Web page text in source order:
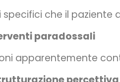
specifici che il
paradossali
apparentemente